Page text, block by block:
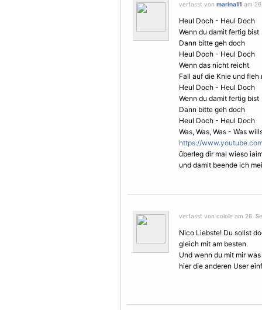
verfasst von marina11 am
Heul Doch - Heul Doch
Wenn du damit fertig bist
Dann bitte geh doch
Heul Doch - Heul Doch
Wenn das nicht reicht
Fall auf die Knie und fleh
Heul Doch - Heul Doch
Wenn du damit fertig bist
Dann bitte geh doch
Heul Doch - Heul Doch
Was, Was, Was - Was
https://
überleg dir mal wieso
und damit beende ich
verfasst von colole am 26.
Nico Liebste! Du sollst
gleich mit am besten.
Und wenn du mit mir
hier die anderen User